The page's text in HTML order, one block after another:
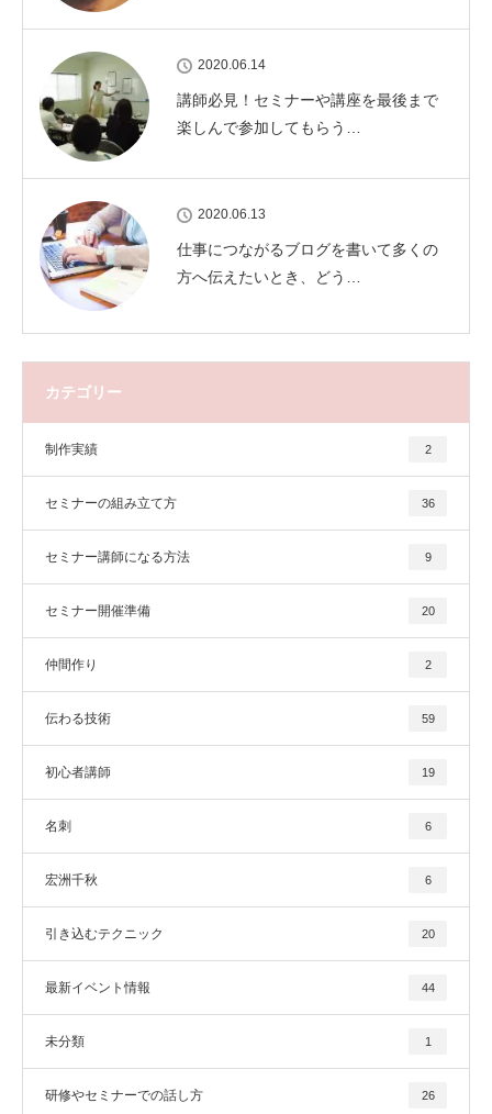
2020.06.14
講師必見！セミナーや講座を最後まで
楽しんで参加してもらう…
2020.06.13
仕事につながるブログを書いて多くの
方へ伝えたいとき、どう…
カテゴリー
制作実績 2
セミナーの組み立て方 36
セミナー講師になる方法 9
セミナー開催準備 20
仲間作り 2
伝わる技術 59
初心者講師 19
名刺 6
宏洲千秋 6
引き込むテクニック 20
最新イベント情報 44
未分類 1
研修やセミナーでの話し方 26